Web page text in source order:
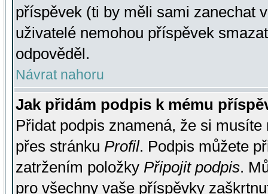
příspěvek (ti by měli sami zanechat
uživatelé nemohou příspěvek
odpověděl.
Návrat nahoru
Jak přidám podpis k mému
Přidat podpis znamená, že si
přes stránku Profil. Podpis můžete
zatržením položky Připojit podpis.
pro všechny vaše příspěvky